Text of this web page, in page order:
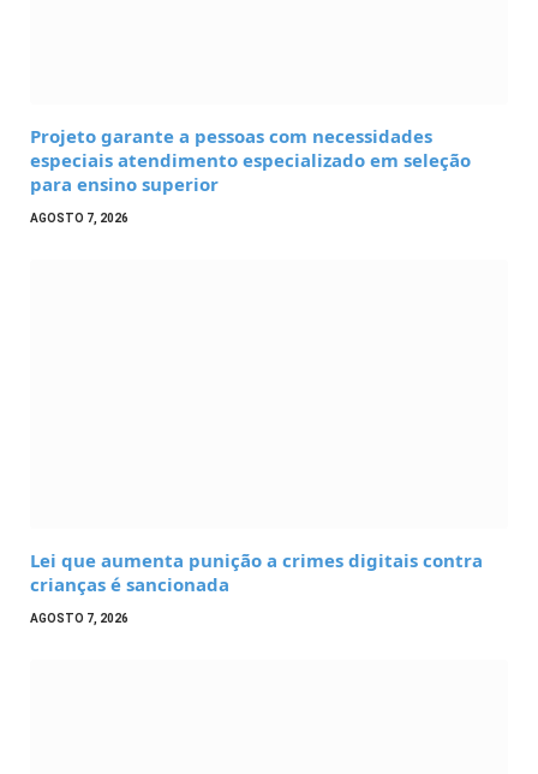
Projeto garante a pessoas com necessidades
especiais atendimento especializado em seleção
para ensino superior
AGOSTO 7, 2026
Lei que aumenta punição a crimes digitais contra
crianças é sancionada
AGOSTO 7, 2026